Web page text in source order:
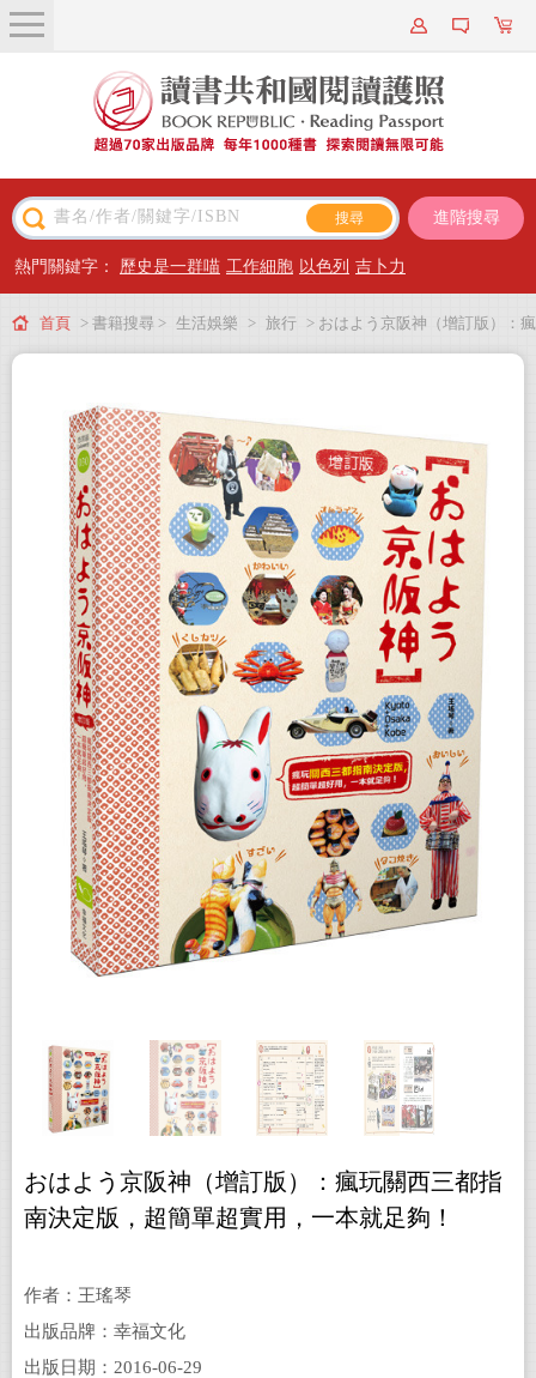
關於我們
近期新書
主題閱讀
出版專區
會員專屬
會員儲值方案
進階搜尋
熱門關鍵字： 歷史是一群喵 工作細胞 以色列 吉卜力
首頁 > 書籍搜尋 > 生活娛樂 > 旅行 > おはよう京阪神（增訂版）：瘋
おはよう京阪神（增訂版）：瘋玩關西三都指
南決定版，超簡單超實用，一本就足夠！
作者：王瑤琴
出版品牌：幸福文化
出版日期：2016-06-29